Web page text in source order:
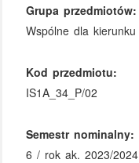
Grupa przedmiotów:
Wspólne dla kierunku
Kod przedmiotu:
IS1A_34_P/02
Semestr nominalny:
6 / rok ak. 2023/2024